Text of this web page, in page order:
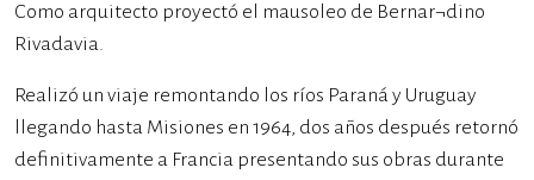
Como arquitecto proyectó el mausoleo de Bernar¬dino
Rivadavia.
Realizó un viaje remontando los ríos Paraná y Uruguay
llegando hasta Misiones en 1964, dos años después retornó
definitivamente a Francia presentando sus obras durante